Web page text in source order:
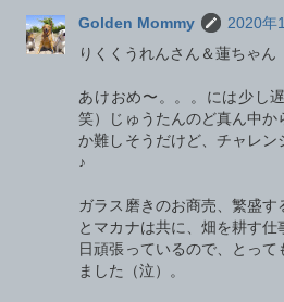
Golden Mommy
2020年
りくくうれんさん＆蓮ちゃん
あけおめ〜。。。には少し
笑）じゅうたんのど真ん中
か難しそうだけど、チャレ
♪
ガラス磨きのお商売、繁盛
とマカナは共に、畑を耕す
日頑張っているので、とって
ました（泣）。